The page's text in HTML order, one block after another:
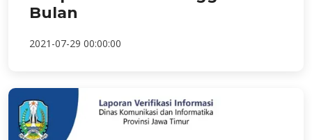
Bulan
2021-07-29 00:00:00